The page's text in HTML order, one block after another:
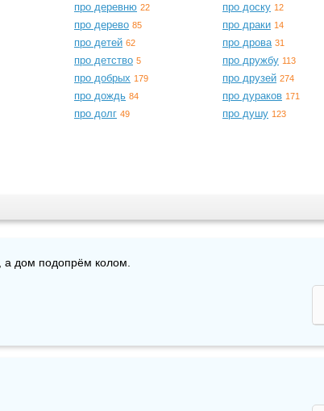
про деревню 22
про дерево 85
про детей 62
про детство 5
про добрых 179
про дождь 84
про долг 49
про доску 12
про драки 14
про дрова 31
про дружбу 113
про друзей 274
про дураков 171
про душу 123
дом подопрём колом.